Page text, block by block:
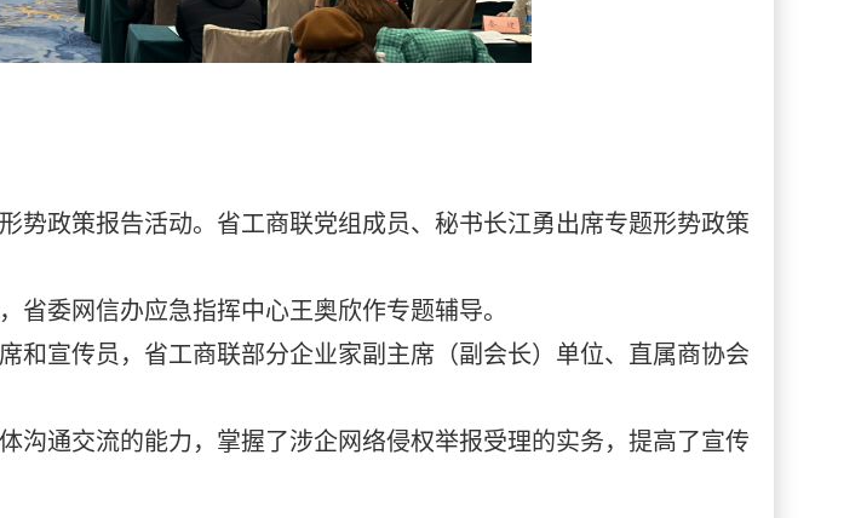
势政策报告活动。省工商联党组成员、秘书长江勇出席专题形势政策
委网信办应急指挥中心王奥欣作专题辅导。
和宣传员，省工商联部分企业家副主席（副会长）单位、直属商协会
沟通交流的能力，掌握了涉企网络侵权举报受理的实务，提高了宣传